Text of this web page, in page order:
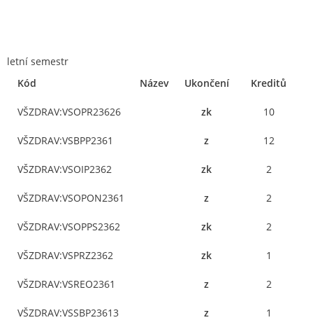
letní semestr
Kód
Název Ukončení Kreditů
VŠZDRAV:VSOPR23626 zk 10
VŠZDRAV:VSBPP2361 z 12
VŠZDRAV:VSOIP2362 zk 2
VŠZDRAV:VSOPON2361 z 2
VŠZDRAV:VSOPPS2362 zk 2
VŠZDRAV:VSPRZ2362 zk 1
VŠZDRAV:VSREO2361 z 2
VŠZDRAV:VSSBP23613 z 1